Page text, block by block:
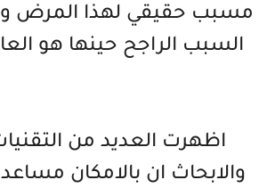
مسبب حقيقي لهذا المرض
السبب الراجح حينها هو
اظهرت العديد من
والابحاث ان بالامكان